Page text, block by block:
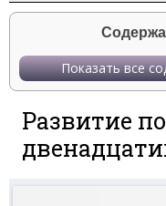
Показать все
Развитие